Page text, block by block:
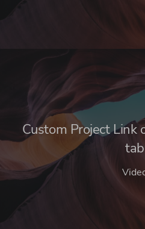
Custom Project Link
tab